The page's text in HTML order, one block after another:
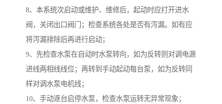
8、本系统次启动或维护、维修后，起动时应打开进水
阀，关闭出口阀门；检查系统各处是否有泻漏。如有应
将泻漏排除后再进行启动；
9、先检查水泵在自动时水泵转向，如为反转则对调电源
进线两相线线位；再转到手动起动每台泵，如为反转同
样对调水泵电机线；
10、手动逐台启停水泵，检查水泵运转无异常现象；